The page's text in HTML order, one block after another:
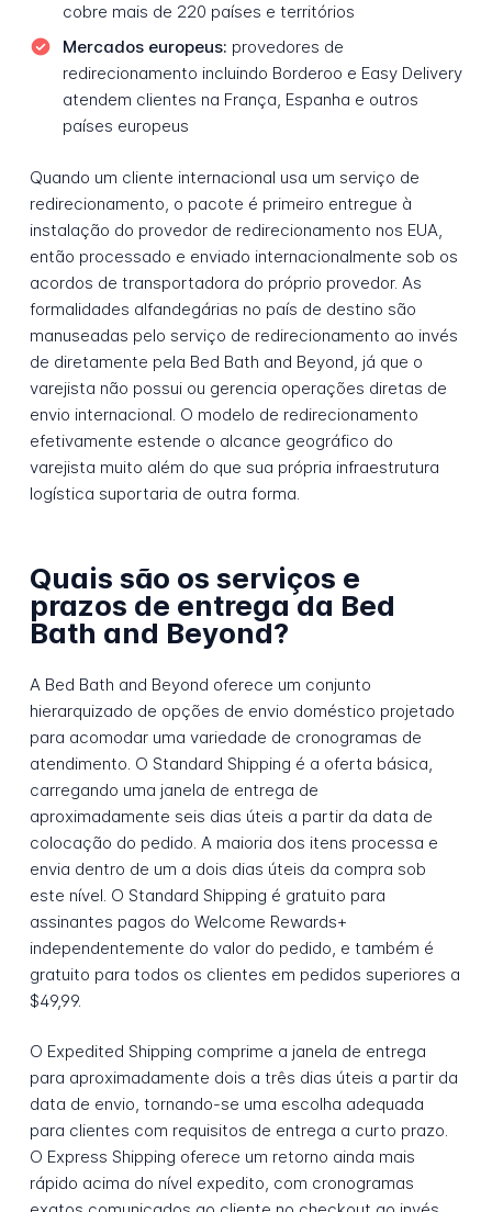
cobre mais de 220 países e territórios
Mercados europeus: provedores de
redirecionamento incluindo Borderoo e Easy Delivery
atendem clientes na França, Espanha e outros
países europeus
Quando um cliente internacional usa um serviço de
redirecionamento, o pacote é primeiro entregue à
instalação do provedor de redirecionamento nos EUA,
então processado e enviado internacionalmente sob os
acordos de transportadora do próprio provedor. As
formalidades alfandegárias no país de destino são
manuseadas pelo serviço de redirecionamento ao invés
de diretamente pela Bed Bath and Beyond, já que o
varejista não possui ou gerencia operações diretas de
envio internacional. O modelo de redirecionamento
efetivamente estende o alcance geográfico do
varejista muito além do que sua própria infraestrutura
logística suportaria de outra forma.
Quais são os serviços e
prazos de entrega da Bed
Bath and Beyond?
A Bed Bath and Beyond oferece um conjunto
hierarquizado de opções de envio doméstico projetado
para acomodar uma variedade de cronogramas de
atendimento. O Standard Shipping é a oferta básica,
carregando uma janela de entrega de
aproximadamente seis dias úteis a partir da data de
colocação do pedido. A maioria dos itens processa e
envia dentro de um a dois dias úteis da compra sob
este nível. O Standard Shipping é gratuito para
assinantes pagos do Welcome Rewards+
independentemente do valor do pedido, e também é
gratuito para todos os clientes em pedidos superiores a
$49,99.
O Expedited Shipping comprime a janela de entrega
para aproximadamente dois a três dias úteis a partir da
data de envio, tornando-se uma escolha adequada
para clientes com requisitos de entrega a curto prazo.
O Express Shipping oferece um retorno ainda mais
rápido acima do nível expedito, com cronogramas